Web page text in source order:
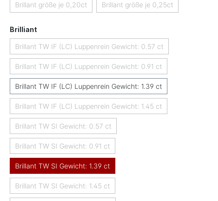
Brillant größe je 0,20ct(Diese Option ist zurzeit nicht verfügbar.)
Brillant größe je 0,25ct
(Diese Option ist zurzeit
Brilliantauswählen
Brillant TW IF (LC) Luppenrein Gewicht: 0.57 ct
(Diese Option ist zurzeit nicht verfügbar.)
Brillant TW IF (LC) Luppenrein Gewicht: 0.91 ct
(Diese Option ist zurzeit nicht verfügbar.)
Brillant TW IF (LC) Luppenrein Gewicht: 1.39 ct
Brillant TW IF (LC) Luppenrein Gewicht: 1.45 ct
(Diese Option ist zurzeit nicht verfügbar.)
Brillant TW SI Gewicht: 0.57 ct(Diese Option ist zurzeit nicht verfügbar.)
Brillant TW SI Gewicht: 0.91 ct(Diese Option ist zurzeit nicht verfügbar.)
Brillant TW SI Gewicht: 1.39 ct
Brillant TW SI Gewicht: 1.45 ct(Diese Option ist zurzeit nicht verfügbar.)